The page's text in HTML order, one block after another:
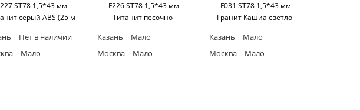
ST78 1,5*43 мм
серый ABS (25 м
Нет в наличии
Мало
F226 ST78 1,5*43 мм
Титанит песочно-
Egger
Казань
Мало
Москва
Мало
F031 ST78 1,5*43 мм
Гранит Кашиа светло-
Egger
Казань
Мало
Москва
Мало